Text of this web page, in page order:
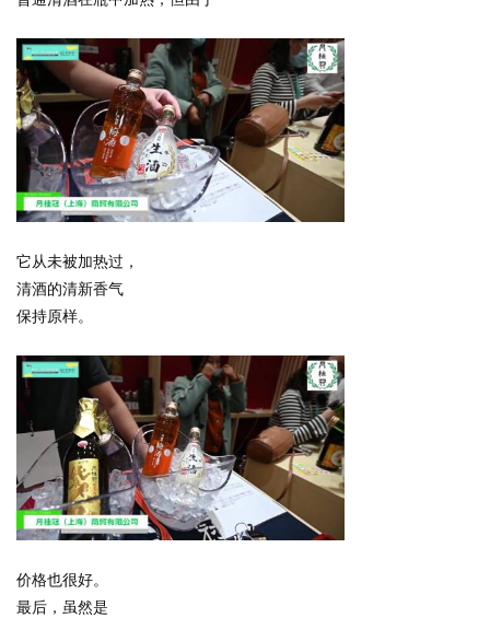
它从未被加热过，
清酒的清新香气
保持原样。
价格也很好。
最后，虽然是